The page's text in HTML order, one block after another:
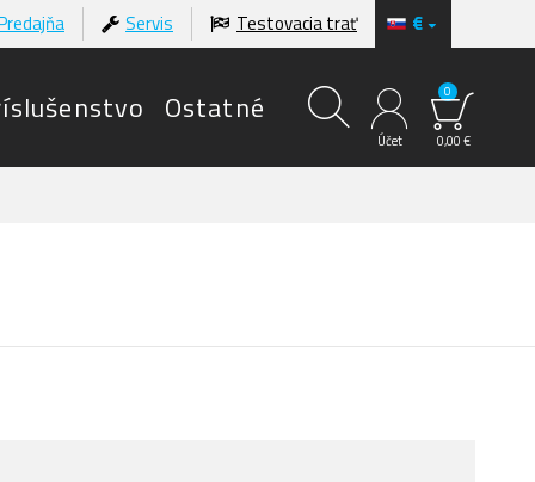
€
Servis Testovacia trať
Ostatné
Účet 0,00 €
0